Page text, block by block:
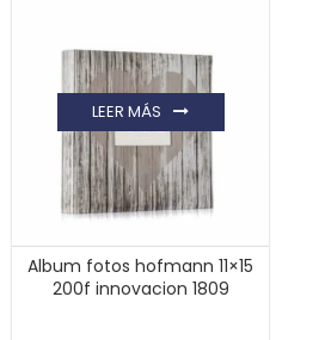
Album fotos hofmann 11×15
200f innovacion 1809
LEER MÁS